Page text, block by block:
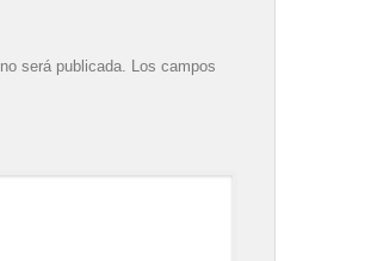
será publicada. Los campos